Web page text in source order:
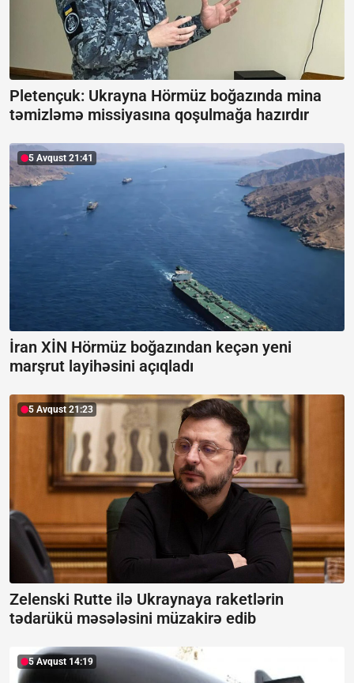
Pletençuk: Ukrayna Hörmüz boğazında mina
təmizləmə missiyasına qoşulmağa hazırdır
5 Avqust 21:41
İran XİN Hörmüz boğazından keçən yeni
marşrut layihəsini açıqladı
5 Avqust 21:23
Zelenski Rutte ilə Ukraynaya raketlərin
tədarükü məsələsini müzakirə edib
5 Avqust 14:19